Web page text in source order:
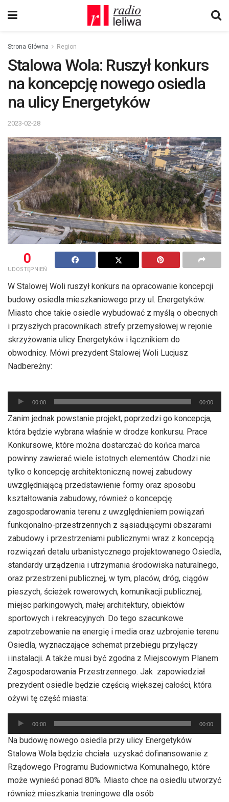
Strona Główna Region
Stalowa Wola: Ruszył konkurs
na koncepcję nowego osiedla
na ulicy Energetyków
2023-02-28
0
UDOSTĘPNIEŃ
W Stalowej Woli ruszył konkurs na opracowanie koncepcji
budowy osiedla mieszkaniowego przy ul. Energetyków.
Miasto chce takie osiedle wybudować z myślą o obecnych
i przyszłych pracownikach strefy przemysłowej w rejonie
skrzyżowania ulicy Energetyków i łącznikiem do
obwodnicy. Mówi prezydent Stalowej Woli Lucjusz
Nadbereżny:
plików
dźwiękowych
00:00 00:00
Zanim jednak powstanie projekt, poprzedzi go koncepcja,
która będzie wybrana właśnie w drodze konkursu. Prace
Konkursowe, które można dostarczać do końca marca
powinny zawierać wiele istotnych elementów. Chodzi nie
tylko o koncepcję architektoniczną nowej zabudowy
uwzględniającą przedstawienie formy oraz sposobu
kształtowania zabudowy, również o koncepcję
zagospodarowania terenu z uwzględnieniem powiązań
funkcjonalno-przestrzennych z sąsiadującymi obszarami
zabudowy i przestrzeniami publicznymi wraz z koncepcją
rozwiązań detalu urbanistycznego projektowanego Osiedla,
standardy urządzenia i utrzymania środowiska naturalnego,
oraz przestrzeni publicznej, w tym, placów, dróg, ciągów
pieszych, ścieżek rowerowych, komunikacji publicznej,
miejsc parkingowych, małej architektury, obiektów
sportowych i rekreacyjnych. Do tego szacunkowe
zapotrzebowanie na energię i media oraz uzbrojenie terenu
Osiedla, wyznaczające schemat przebiegu przyłączy
i instalacji. A także musi być zgodna z Miejscowym Planem
Zagospodarowania Przestrzennego. Jak zapowiedział
prezydent osiedle będzie częścią większej całości, która
ożywi tę część miasta:
Odtwarzacz
plików
dźwiękowych
00:00 00:00
Na budowę nowego osiedla przy ulicy Energetyków
Stalowa Wola będzie chciała uzyskać dofinansowanie z
Rządowego Programu Budownictwa Komunalnego, które
może wynieść ponad 80%. Miasto chce na osiedlu utworzyć
również mieszkania treningowe dla osób